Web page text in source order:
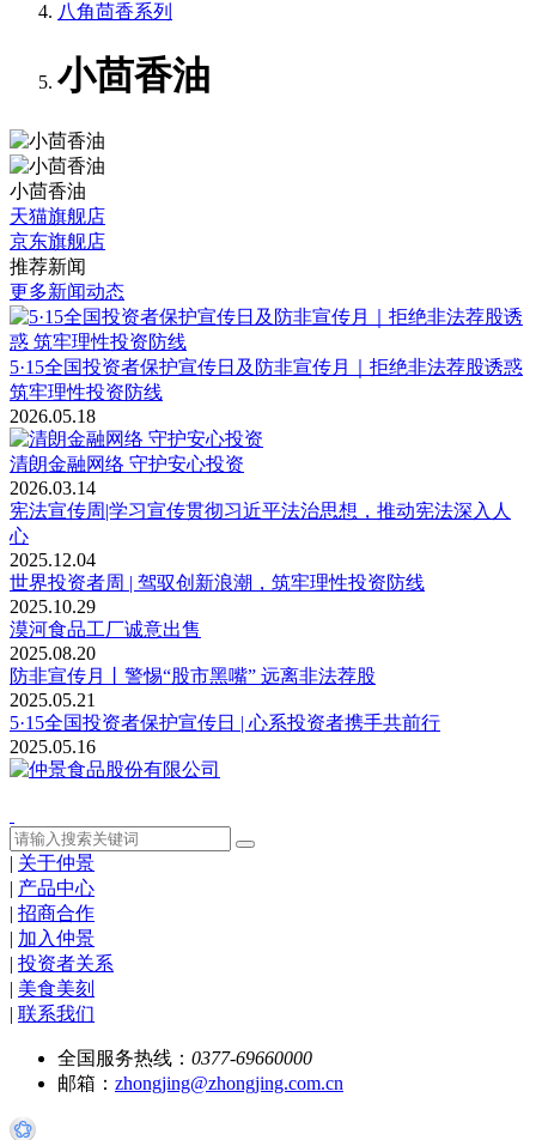
八角茴香系列
小茴香油
小茴香油
天猫旗舰店
京东旗舰店
推荐新闻
更多新闻动态
5·15全国投资者保护宣传日及防非宣传月｜拒绝非法荐股诱惑
筑牢理性投资防线
2026.05.18
清朗金融网络 守护安心投资
2026.03.14
宪法宣传周|学习宣传贯彻习近平法治思想，推动宪法深入人
心
2025.12.04
世界投资者周 | 驾驭创新浪潮，筑牢理性投资防线
2025.10.29
漠河食品工厂诚意出售
2025.08.20
防非宣传月丨警惕“股市黑嘴” 远离非法荐股
2025.05.21
5·15全国投资者保护宣传日 | 心系投资者携手共前行
2025.05.16
| 关于仲景
| 产品中心
| 招商合作
| 加入仲景
| 投资者关系
| 美食美刻
| 联系我们
全国服务热线： 0377-69660000
邮箱： zhongjing@zhongjing.com.cn